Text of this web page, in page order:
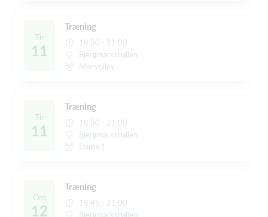
Tir
11
Træning
18:30 - 21:00
Bjergmarkshallen
Mix-volley
Tir
11
Træning
18:30 - 21:00
Bjergmarkshallen
Dame 1
Ons
12
Træning
18:45 - 21:00
Bjergmarkshallen